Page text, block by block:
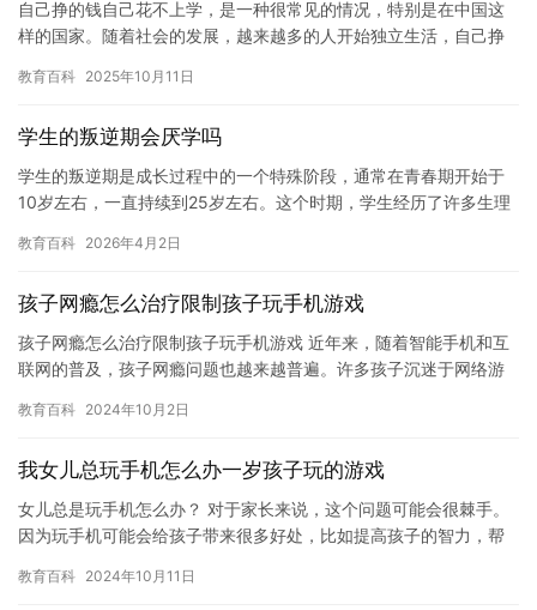
自己挣的钱自己花不上学，是一种很常见的情况，特别是在中国这
样的国家。随着社会的发展，越来越多的人开始独立生活，自己挣
是所有…
教育百科 2025年10月11日
学生的叛逆期会厌学吗
学生的叛逆期是成长过程中的一个特殊阶段，通常在青春期开始于
10岁左右，一直持续到25岁左右。这个时期，学生经历了许多生理
学…
教育百科 2026年4月2日
孩子网瘾怎么治疗限制孩子玩手机游戏
孩子网瘾怎么治疗限制孩子玩手机游戏 近年来，随着智能手机和互
联网的普及，孩子网瘾问题也越来越普遍。许多孩子沉迷于网络游
孩子…
教育百科 2024年10月2日
我女儿总玩手机怎么办一岁孩子玩的游戏
女儿总是玩手机怎么办？ 对于家长来说，这个问题可能会很棘手。
因为玩手机可能会给孩子带来很多好处，比如提高孩子的智力，帮
一岁…
教育百科 2024年10月11日